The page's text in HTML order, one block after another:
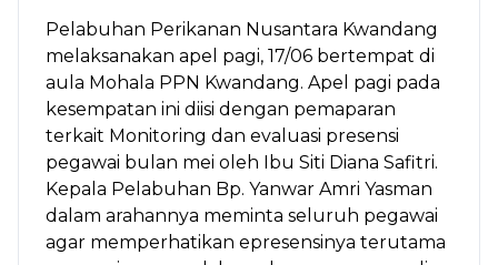
Pelabuhan Perikanan Nusantara Kwandang
melaksanakan apel pagi, 17/06 bertempat di
aula Mohala PPN Kwandang. Apel pagi pada
kesempatan ini diisi dengan pemaparan
terkait Monitoring dan evaluasi presensi
pegawai bulan mei oleh Ibu Siti Diana Safitri.
Kepala Pelabuhan Bp. Yanwar Amri Yasman
dalam arahannya meminta seluruh pegawai
agar memperhatikan epresensinya terutama